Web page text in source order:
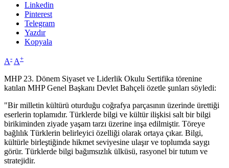
Linkedin
Pinterest
Telegram
Yazdır
Kopyala
A- A+
MHP 23. Dönem Siyaset ve Liderlik Okulu Sertifika törenine
katılan MHP Genel Başkanı Devlet Bahçeli özetle şunları söyledi:
"Bir milletin kültürü oturduğu coğrafya parçasının üzerinde ürettiği
eserlerin toplamıdır. Türklerde bilgi ve kültür ilişkisi salt bir bilgi
birikiminden ziyade yaşam tarzı üzerine inşa edilmiştir. Töreye
bağlılık Türklerin belirleyici özelliği olarak ortaya çıkar. Bilgi,
kültürle birleştiğinde hikmet seviyesine ulaşır ve toplumda saygı
görür. Türklerde bilgi bağımsızlık ülküsü, rasyonel bir tutum ve
stratejidir.